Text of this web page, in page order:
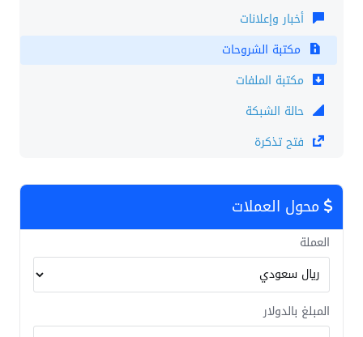
أخبار وإعلانات
مكتبة الشروحات
مكتبة الملفات
حالة الشبكة
فتح تذكرة
محول العملات
العملة
المبلغ بالدولار